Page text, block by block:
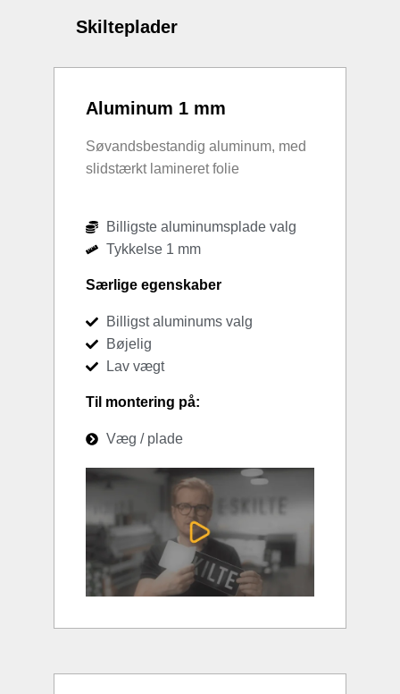
Skilteplader
Aluminum 1 mm
Søvandsbestandig aluminum, med
slidstærkt lamineret folie
Billigste aluminumsplade valg
Tykkelse 1 mm
Særlige egenskaber
Billigst aluminums valg
Bøjelig
Lav vægt
Til montering på:
Væg / plade